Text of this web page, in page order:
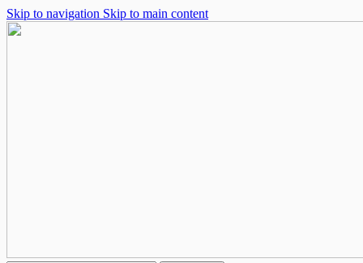
Skip to navigation Skip to main content